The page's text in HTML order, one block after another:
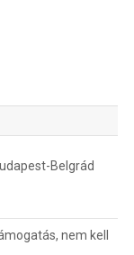
Belgrád
nem kell